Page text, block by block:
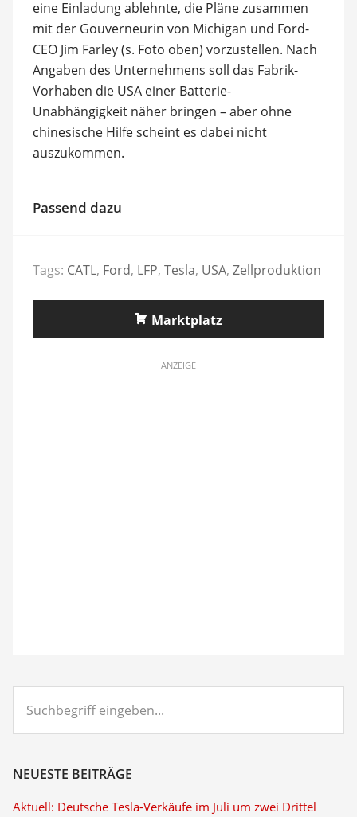
eine Einladung ablehnte, die Pläne zusammen
mit der Gouverneurin von Michigan und Ford-
CEO Jim Farley (s. Foto oben) vorzustellen. Nach
Angaben des Unternehmens soll das Fabrik-
Vorhaben die USA einer Batterie-
Unabhängigkeit näher bringen – aber ohne
chinesische Hilfe scheint es dabei nicht
auszukommen.
Passend dazu
Tags: CATL, Ford, LFP, Tesla, USA, Zellproduktion
Marktplatz
ANZEIGE
eingeben...
NEUESTE BEITRÄGE
Aktuell: Deutsche Tesla-Verkäufe im Juli um zwei Drittel